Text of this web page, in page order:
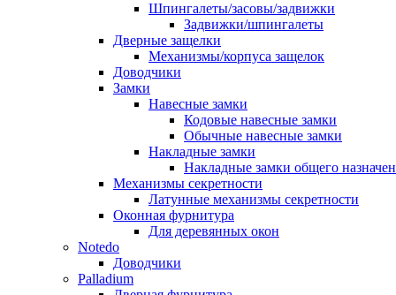
Шпингалеты/засовы/задвижки
Задвижки/шпингалеты
Дверные защелки
Механизмы/корпуса защелок
Доводчики
Замки
Навесные замки
Кодовые навесные замки
Обычные навесные замки
Накладные замки
Накладные замки общего
Механизмы секретности
Латунные механизмы секретности
Оконная фурнитура
Для деревянных окон
Notedo
Доводчики
Palladium